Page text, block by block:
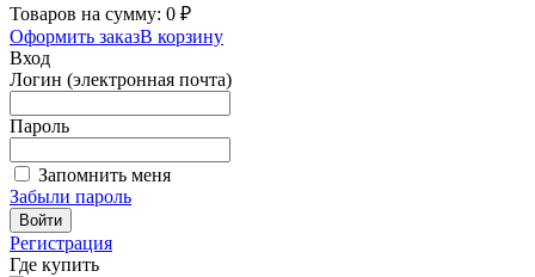
Товаров на сумму: 0 ₽
Оформить заказВ корзину
Вход
Логин (электронная почта)
Пароль
Запомнить меня
Забыли пароль
Войти
Регистрация
Где купить